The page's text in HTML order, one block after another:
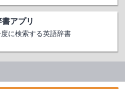
アプリ
に検索する英語辞書